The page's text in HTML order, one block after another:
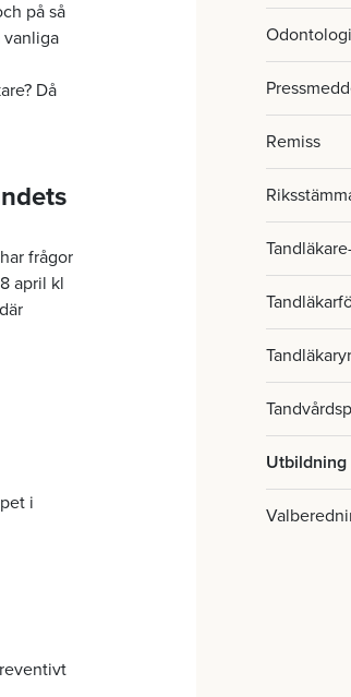
Remiss
Utbildning
på så
vanliga
Då
frågor
april kl
i